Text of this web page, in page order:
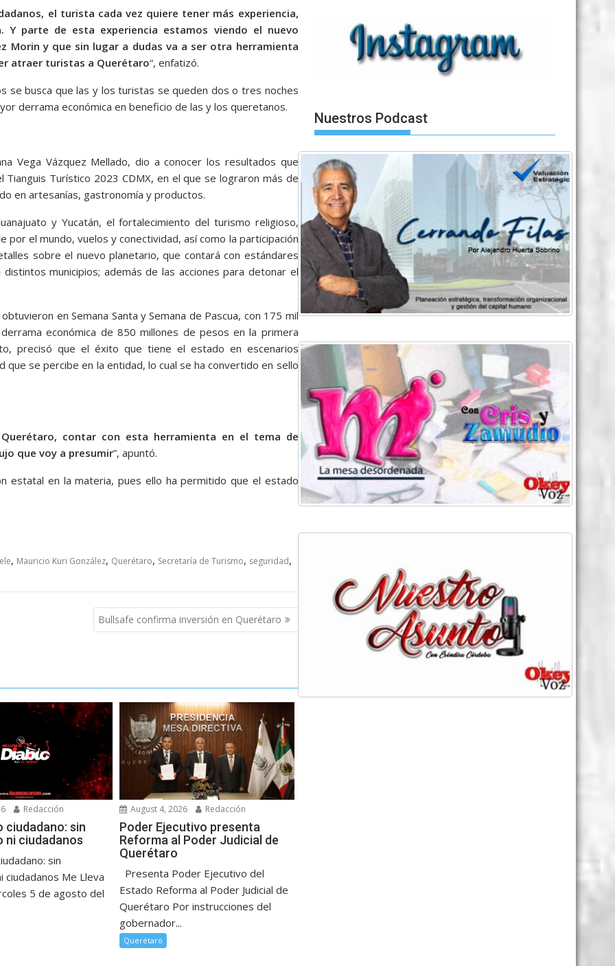
el turista cada vez quiere tener más experiencia,
Y parte de esta experiencia estamos viendo el nuevo
Morin y que sin lugar a dudas va a ser otra herramienta
atraer turistas a Querétaro“, enfatizó.
se busca que las y los turistas se queden dos o tres noches
derrama económica en beneficio de las y los queretanos.
Vega Vázquez Mellado, dio a conocer los resultados que
Turístico 2023 CDMX, en el que se lograron más de
en artesanías, gastronomía y productos.
y Yucatán, el fortalecimiento del turismo religioso,
el mundo, vuelos y conectividad, así como la participación
sobre el nuevo planetario, que contará con estándares
municipios; además de las acciones para detonar el
en Semana Santa y Semana de Pascua, con 175 mil
económica de 850 millones de pesos en la primera
precisó que el éxito que tiene el estado en escenarios
que se percibe en la entidad, lo cual se ha convertido en sello
contar con esta herramienta en el tema de
que voy a presumir”, apuntó.
estatal en la materia, pues ello ha permitido que el estado
, Mauricio Kuri González, Querétaro, Secretaría de Turismo, seguridad,
Bullsafe confirma inversión en Querétaro
Redacción
ciudadano: sin
ni ciudadanos
sin
ciudadanos Me Lleva
5 de agosto del
August 4, 2026 Redacción
Poder Ejecutivo presenta
Reforma al Poder Judicial de
Querétaro
Presenta Poder Ejecutivo del
Estado Reforma al Poder Judicial de
Querétaro Por instrucciones del
gobernador...
Querétaro
Nuestros Podcast